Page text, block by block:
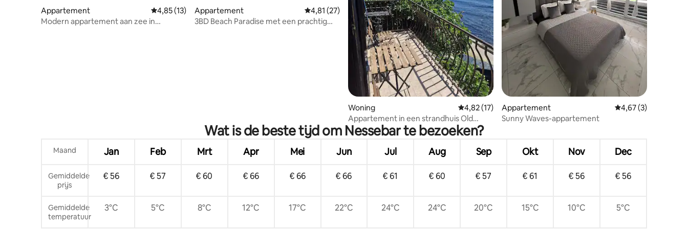
Appartement Gemiddelde beoordeling van 4,85 uit 5, 13 recensies
4,85 (13)
Modern appartement aan zee in
Appartement Gemiddelde beoordeling van 4,81 uit 5, 27 recensies
4,81 (27)
3BD Beach Paradise met een prachtig
Woning Gemiddelde beoordeling van 4,82 uit 5, 17 recensies
4,82 (17)
Appartement in een strandhuis Old
Town Nessebar
Appartement Gemiddelde
4,67 (3)
Sunny Waves-appartement
Wat is de beste tijd om Nessebar te bezoeken?
Maand Jan Feb Mrt Apr Mei Jun Jul Aug Sep Okt Nov Dec
Gemiddelde
prijs
€ 56 € 57 € 60 € 66 € 66 € 66 € 61 € 60 € 57 € 61 € 56 € 56
Gemiddelde
temperatuur
3°C 5°C 8°C 12°C 17°C 22°C 24°C 24°C 20°C 15°C 10°C 5°C